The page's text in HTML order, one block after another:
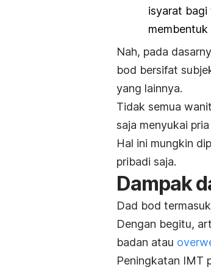
isyarat bagi
membentuk
Nah, pada
bod bersifat
yang lainnya.
Tidak semua
saja menyukai
Hal ini mungkin
pribadi saja.
Dampak
Dad bod
Dengan begitu,
badan atau
Peningkatan IMT